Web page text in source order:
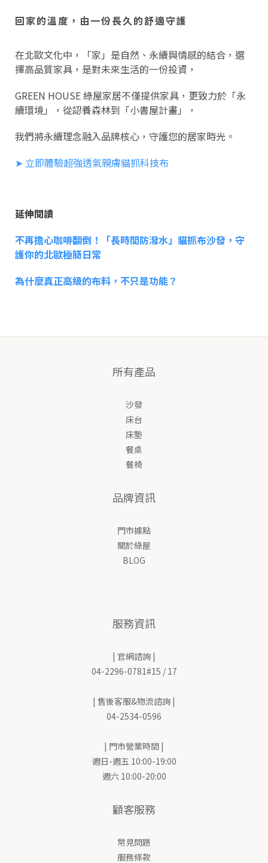
回家的溫度，由一份長久的舒適守護
在北歐文化中，「家」是自然、永續與情感的結合，選
擇高品質家具，是對未來生活的一份投資，
GREEN HOUSE 綠屋家居不僅提供家具，更致力於「永
續環境」，從認養森林到「小書屋計畫」，
我們將永續理念融入品牌核心，守護您的居家時光。
➤ 立即體驗超強透氣親膚貓抓科技布
延伸閱讀
不再擔心咖啡翻倒！「長時間防潑水」貓抓布沙發，守
護你的北歐極簡日常
為什麼真正高級的布料，不只是功能？
所有產品
沙發
床台
床墊
餐桌
餐椅
品牌資訊
門市據點
關於綠屋
BLOG
服務資訊
| 官網諮詢 |
04-2296-0781#15 / 17
| 售後客服&物流諮詢 |
04-2534-0596
| 門市營業時間 |
週日-週五 10:00-19:00
週六 10:00-20:00
顧客服務
常見問題
服務條款